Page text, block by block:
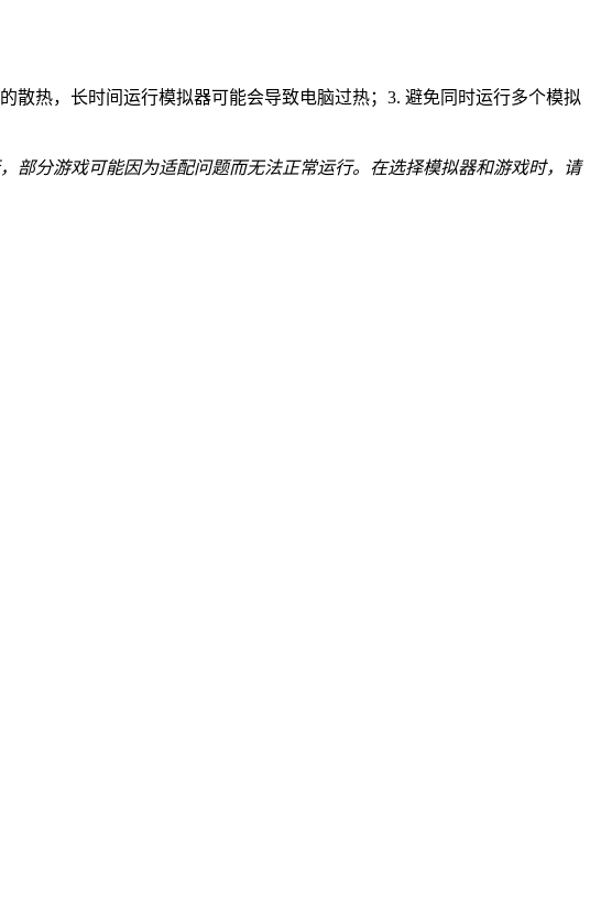
散热，长时间运行模拟器可能会导致电脑过热；3. 避免同时运行多个模拟
部分游戏可能因为适配问题而无法正常运行。在选择模拟器和游戏时，请